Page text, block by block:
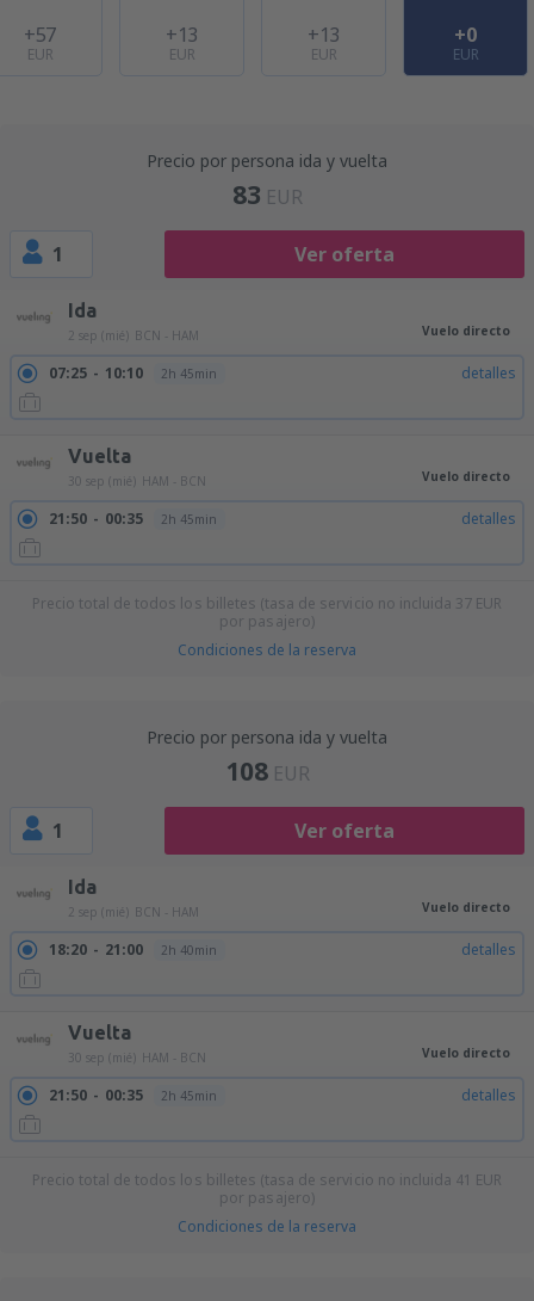
+57
EUR
+13
EUR
+13
EUR
+0
EUR
Precio por persona ida y vuelta
83 EUR
1 Ver oferta
Ida
2 sep (mié) BCN - HAM Vuelo directo
07:25 10:10 2h 45min detalles
Vuelta
30 sep (mié) HAM - BCN Vuelo directo
21:50 00:35 2h 45min detalles
Precio total de todos los billetes (tasa de servicio no incluida 37 EUR
por pasajero)
Condiciones de la reserva
Precio por persona ida y vuelta
108 EUR
1 Ver oferta
Ida
2 sep (mié) BCN - HAM Vuelo directo
18:20 21:00 2h 40min detalles
Vuelta
30 sep (mié) HAM - BCN Vuelo directo
21:50 00:35 2h 45min detalles
Precio total de todos los billetes (tasa de servicio no incluida 41 EUR
por pasajero)
Condiciones de la reserva